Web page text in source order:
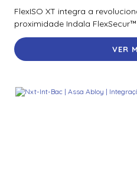
FlexISO XT integra a
proximidade Indala
VER